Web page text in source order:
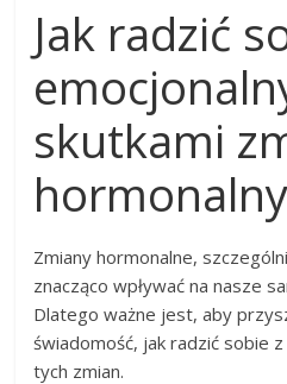
Jak radzić
skutkami
Zmiany hormonalne,
znacząco wpływać na nasze
Dlatego ważne jest, aby
świadomość, jak radzić sobie
tych zmian.